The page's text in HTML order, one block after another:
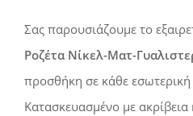
Σας παρουσιάζουμε το
Ροζέτα Νίκελ-Ματ-
προσθήκη σε κάθε
Κατασκευασμένο με